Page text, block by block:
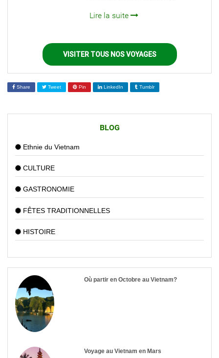
Lire la suite
VISITER TOUS NOS VOYAGES
Share Tweet Pin LinkedIn Tumblr
BLOG
Ethnie du Vietnam
CULTURE
GASTRONOMIE
FÊTES TRADITIONNELLES
HISTOIRE
Où partir en Octobre au Vietnam?
Voyage au Vietnam en Mars